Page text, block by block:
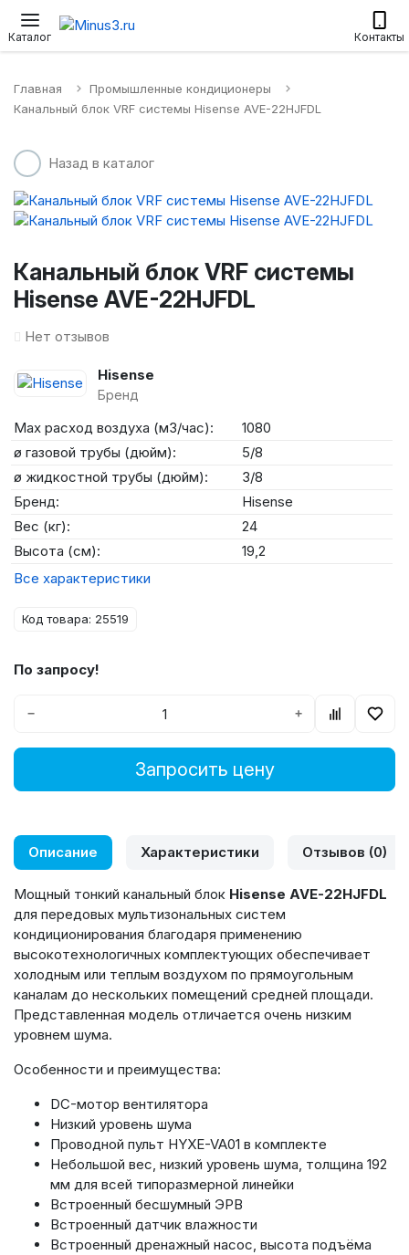
Каталог Контакты
Настенные сплит-системы
Главная
Промышленные кондиционеры
Канальный блок VRF системы Hisense AVE-22HJFDL
Назад в каталог
Канальный блок VRF системы
Hisense AVE-22HJFDL
Нет отзывов
Hisense
Бренд
Max расход воздуха (м3/час):
1080
ø газовой трубы (дюйм):
5/8
ø жидкостной трубы (дюйм):
3/8
Бренд:
Hisense
Вес (кг):
24
Высота (см):
19,2
Все характеристики
Код товара: 25519
По запросу!
− +
Запросить цену
Описание Характеристики Отзывов (0)
Мощный тонкий канальный блок Hisense AVE-22HJFDL
для передовых мультизональных систем
кондиционирования благодаря применению
высокотехнологичных комплектующих обеспечивает
холодным или теплым воздухом по прямоугольным
каналам до нескольких помещений средней площади.
Представленная модель отличается очень низким
уровнем шума.
Особенности и преимущества:
DC-мотор вентилятора
Низкий уровень шума
Проводной пульт HYXE-VA01 в комплекте
Небольшой вес, низкий уровень шума, толщина 192
мм для всей типоразмерной линейки
Встроенный бесшумный ЭРВ
Встроенный датчик влажности
Встроенный дренажный насос, высота подъёма